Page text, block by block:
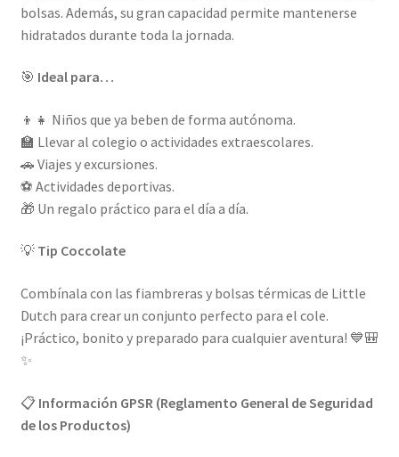
bolsas. Además, su gran capacidad permite mantenerse
hidratados durante toda la jornada.
🎯 Ideal para…
👦👧 Niños que ya beben de forma autónoma.
🏫 Llevar al colegio o actividades extraescolares.
🚗 Viajes y excursiones.
⚽ Actividades deportivas.
🎁 Un regalo práctico para el día a día.
💡 Tip Coccolate
Combínala con las fiambreras y bolsas térmicas de Little
Dutch para crear un conjunto perfecto para el cole.
¡Práctico, bonito y preparado para cualquier aventura! 💙🎒
✨
📋 Información GPSR (Reglamento General de Seguridad
de los Productos)